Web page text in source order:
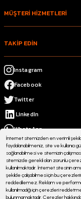
İnternet sitemizden en verimli
faydalanabilmeniz, site ve kullanıcı
sağlanabilmesi ve sitemizin
sitemizde gerekli olan zorunlu
kullanılmaktadır. İnternet sitesinin
şekilde çalışabilmesi için bu çerezlerin
reddedilemez. Reklam ve
kullanılmadığı için çerezleri
bulunmamaktadır. Çerezler
MÜŞTERİ HİZMETLERİ
TAKİP EDİN
Instagram
Facebook
Twitter
LinkedIn
WhatsApp